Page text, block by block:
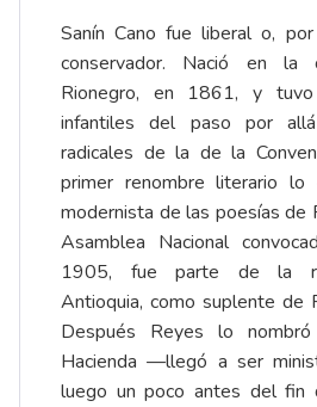
Sanín Cano fue liberal o,
conservador. Nació en la
Rionegro, en 1861, y tuvo
infantiles del paso por
radicales de la de la
primer renombre literario lo
modernista de las poesías de
Asamblea Nacional
1905, fue parte de la
Antioquia, como suplente de
Después Reyes lo
Hacienda —llegó a ser
luego un poco antes del fin